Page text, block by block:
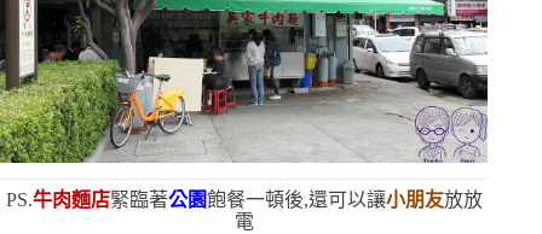
PS.牛肉麵店緊臨著公園飽餐一頓後,還可以讓小朋友放放
電